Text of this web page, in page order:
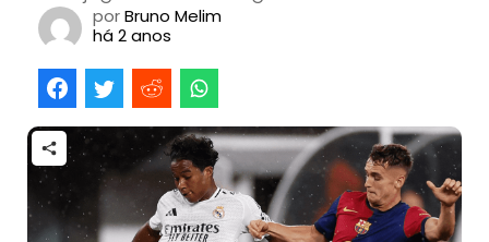
porBruno Melim
há 2 anos